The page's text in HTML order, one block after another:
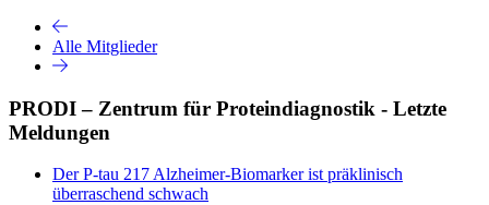
Alle Mitglieder
PRODI – Zentrum für Proteindiagnostik - Letzte
Meldungen
Der P-tau 217 Alzheimer-Biomarker ist präklinisch
überraschend schwach